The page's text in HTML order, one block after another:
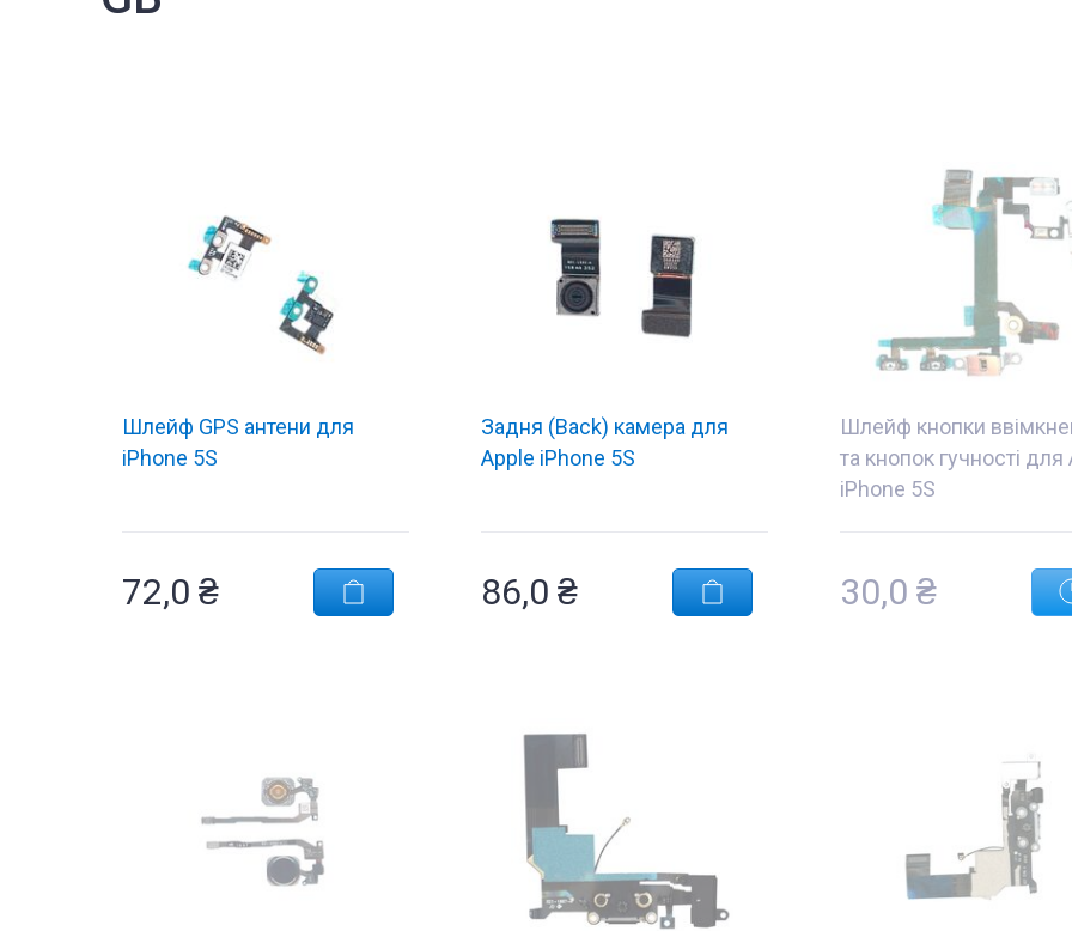
Комплектуючі
Шлейф GPS антени для
iPhone 5S
72,0 ₴
Задня (Back) камера для
Apple iPhone 5S
86,0 ₴
Шлейф кнопки
та кнопок гучності для
iPhone 5S
30,0 ₴